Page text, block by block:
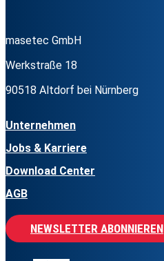
masetec GmbH
Werkstraße 18
90518 Altdorf bei Nürnberg
Unternehmen
Jobs & Karriere
Download Center
AGB
NEWSLETTER ABONNIEREN